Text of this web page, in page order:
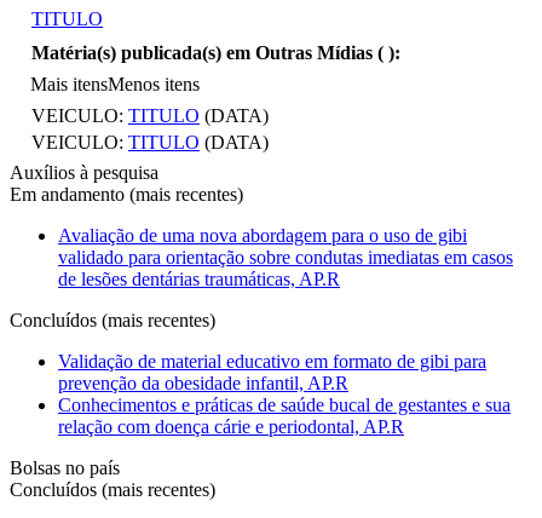
TITULO
Matéria(s) publicada(s) em Outras Mídias ( ):
Mais itensMenos itens
VEICULO: TITULO (DATA)
VEICULO: TITULO (DATA)
Auxílios à pesquisa
Em andamento (mais recentes)
Avaliação de uma nova abordagem para o uso de gibi
validado para orientação sobre condutas imediatas em casos
de lesões dentárias traumáticas, AP.R
Concluídos (mais recentes)
Validação de material educativo em formato de gibi para
prevenção da obesidade infantil, AP.R
Conhecimentos e práticas de saúde bucal de gestantes e sua
relação com doença cárie e periodontal, AP.R
Bolsas no país
Concluídos (mais recentes)